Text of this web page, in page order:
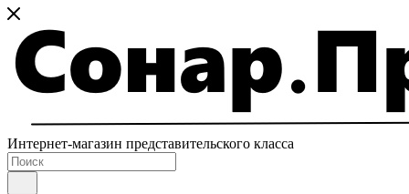
Интернет-магазин представительского класса